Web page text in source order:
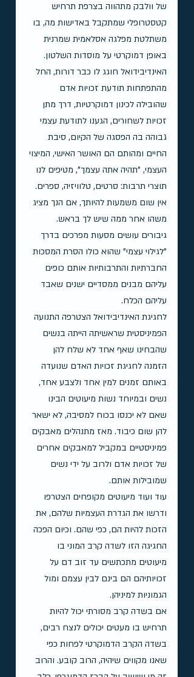
של וולבק מתהווה בצרפת תרחיש
קטסטרופלי שמתקבל באדישות מה, בו
משתלטת מפלגה אסלאמית שמרנית
באופן דמוקרטי על מוסדות השלטון.
האינדיבידואל חוגג לו כבר דורות, החל
מהתפתחות תודעת זכויות אדם
שהובילה לכינון דמוקרטיות, דרך מתן
זכויות לשחורים, הגענו לתודעת עצמי
גבוהה בה הפסגה של הקיום, סיבת
החיים ומהותם הם האושר האישי, המיצוי
העצמי, "תהיה אתה עצמך", מטיפים לנו
תוצרי תרבות: סרטים, טלוויזיה, ספרים.
אין שום משמעות להיותך, אם הנך מציג
משהו אחר ממה שיש לך בראש.
גיבורים עושים מסעות מפרכים בדרך
"לגילוי עצמי" שהוא כולו הסרת המסכות
החברתיות והתרבותיות אותם כופים
עליהם מבנים ממסדיים ישנים שאבד
עליהם הכלח.
לחגיגת האינדיבידואל הצטרפה התנועה
הפמיניסטית שראשיתה הייתה בנשים
שהבחינו שאף אחד לא שלח להן
הזמנה לחגיגת זכויות האדם שנועדה
באותם זמנים למין אחד ולצבע אחד,
נשים ובמיוחד נשות מיעוטים הבינו
שאם לא יכנסו בכוח למסיבה, לא ישאר
להן שום כיבוד. מאז מתנהלים מאבקים
פמיניסטיים במקביל למאבקים אחרים
של זכויות אדם ולרוב על ידי נשים
שמובילות אותם.
עוד ועוד מיעוטים מקופחים הצטרפו
ודרשו את הגדרת העצמיות שלהם, את
הזכות להיות הם, כפי שהם. וכיום הפכה
החגיגה הזו לשדה קרב המוני בו
מיעוטים מתכתשים עד זוב דם על
זכויותיהם הם בינם לבין עצמם ומול
הגמוניות למיניהן.
אם בשדה קרב מסורתי יכול להיות
תרחיש בו מעטים יכולים לנצח רבים,
בשדה הקרב הדמוקרטי לפחות כפי
שאנו מקווים שיהיה, הרוב קובע. והרוב